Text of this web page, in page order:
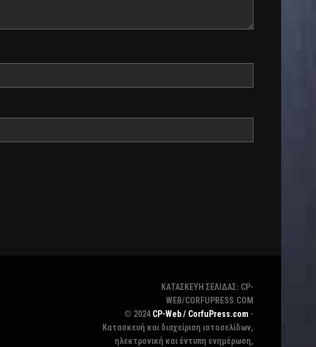
ΚΑΤΑΣΚΕΥΗ ΣΕΛΙΔΑΣ: CP-
WEB/CORFUPRESS.COM
© 2024 CP-Web / CorfuPress.com -
Κατασκευή και διαχείριση ιστοσελίδων,
ηλεκτρονική και έντυπη ενημέρωση,